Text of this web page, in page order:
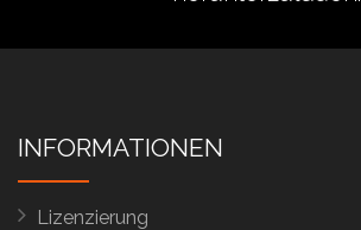
INFORMATIONEN
Lizenzierung